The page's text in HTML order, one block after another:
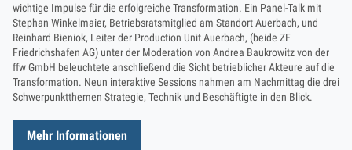
wichtige Impulse für die erfolgreiche Transformation. Ein Panel-Talk mit
Stephan Winkelmaier, Betriebsratsmitglied am Standort Auerbach, und
Reinhard Bieniok, Leiter der Production Unit Auerbach, (beide ZF
Friedrichshafen AG) unter der Moderation von Andrea Baukrowitz von der
ffw GmbH beleuchtete anschließend die Sicht betrieblicher Akteure auf die
Transformation. Neun interaktive Sessions nahmen am Nachmittag die drei
Schwerpunktthemen Strategie, Technik und Beschäftigte in den Blick.
Mehr Informationen